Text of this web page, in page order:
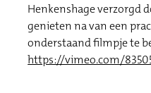
Henkenshage verzorgd
genieten na van een
onderstaand filmpje te
https://vimeo.com/